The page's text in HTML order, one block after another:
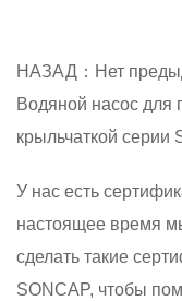
НАЗАД：Нет
Водяной насос для
крыльчаткой серии
У нас есть
настоящее время
сделать такие
SONCAP, чтобы